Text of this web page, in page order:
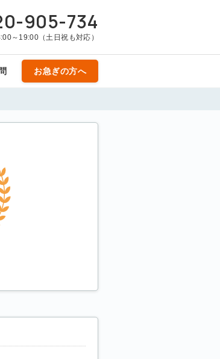
905-734
～19:00（土日祝も対応）
お急ぎの方へ